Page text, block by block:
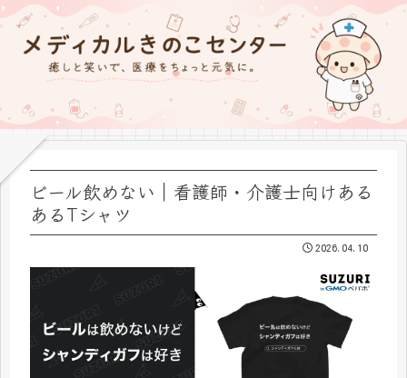
ビール飲めない｜看護師・介護士向けある
あるTシャツ
2026.04.10